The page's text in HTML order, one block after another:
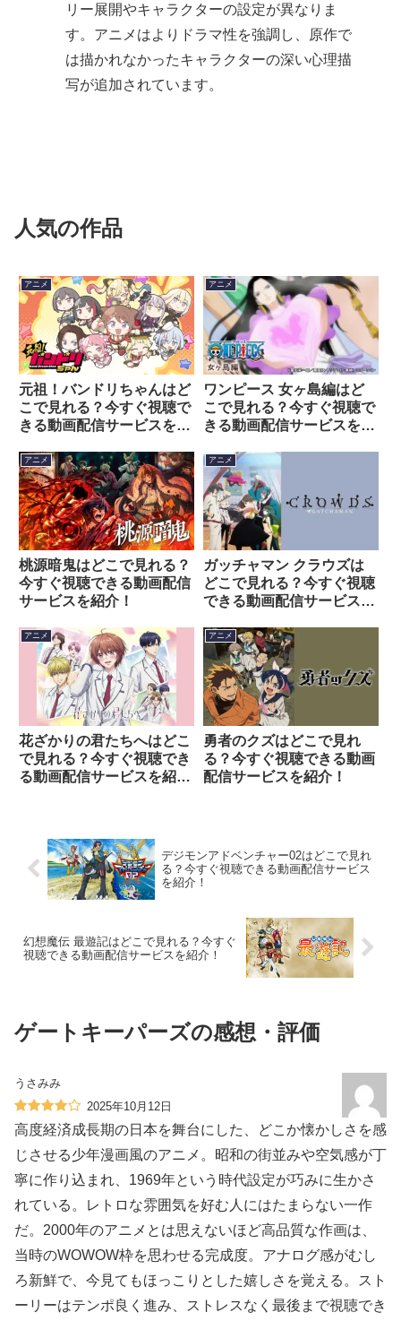
リー展開やキャラクターの設定が異なりま
す。アニメはよりドラマ性を強調し、原作で
は描かれなかったキャラクターの深い心理描
写が追加されています。
人気の作品
アニメ
元祖！バンドリちゃんはど
こで見れる？今すぐ視聴で
きる動画配信サービスを紹
アニメ
ワンピース 女ヶ島編はど
こで見れる？今すぐ視聴で
きる動画配信サービスを紹
アニメ
桃源暗鬼はどこで見れる？
今すぐ視聴できる動画配信
サービスを紹介！
アニメ
ガッチャマン クラウズは
どこで見れる？今すぐ視聴
できる動画配信サービスを
アニメ
花ざかりの君たちへはどこ
で見れる？今すぐ視聴でき
る動画配信サービスを紹
アニメ
勇者のクズはどこで見れ
る？今すぐ視聴できる動画
配信サービスを紹介！
デジモンアドベンチャー02はどこで見れ
る？今すぐ視聴できる動画配信サービス
を紹介！
幻想魔伝 最遊記はどこで見れる？今すぐ
視聴できる動画配信サービスを紹介！
ゲートキーパーズの感想・評価
うさみみ
2025年10月12日
高度経済成長期の日本を舞台にした、どこか懐かしさを感
じさせる少年漫画風のアニメ。昭和の街並みや空気感が丁
寧に作り込まれ、1969年という時代設定が巧みに生かさ
れている。レトロな雰囲気を好む人にはたまらない一作
だ。2000年のアニメとは思えないほど高品質な作画は、
当時のWOWOW枠を思わせる完成度。アナログ感がむし
ろ新鮮で、今見てもほっこりとした嬉しさを覚える。スト
ーリーはテンポ良く進み、ストレスなく最後まで視聴でき